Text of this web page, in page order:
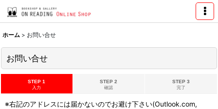
ホーム > お問い合せ
お問い合せ
STEP 1
入力
STEP 2
確認
STEP 3
完了
※右記のアドレスには届かないのでお避け下さい(Outlook.com,